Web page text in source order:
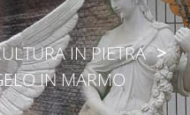
IN PIETRA
IN MARMO